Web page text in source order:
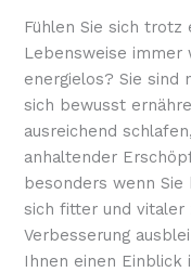
Fühlen Sie sich trotz
Lebensweise immer
energielos? Sie sind
sich bewusst
ausreichend
anhaltender
besonders wenn
sich fitter und
Verbesserung
Ihnen einen Einblick